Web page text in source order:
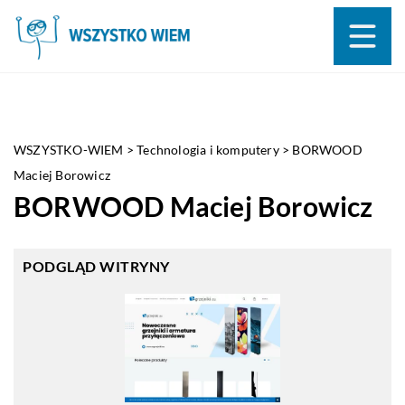
WSZYSTKO-WIEM >Technologia i komputery> BORWOOD
Maciej Borowicz
BORWOOD Maciej Borowicz
PODGLĄD WITRYNY